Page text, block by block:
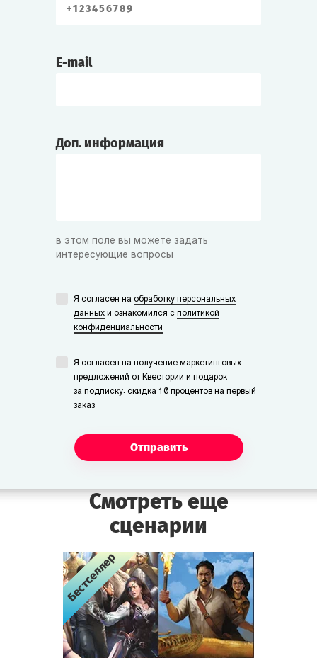
E-mail
Доп. информация
в этом поле вы можете задать
интересующие вопросы
Я согласен на обработку персональных
данных и ознакомился с политикой
конфиденциальности
Я согласен на получение маркетинговых
предложений от Квестории и подарок
за подписку: скидка 10 процентов на первый
заказ
Отправить
Смотреть еще
сценарии
Бестселлер
Бестселлер
Бестселлер
Бестселлер